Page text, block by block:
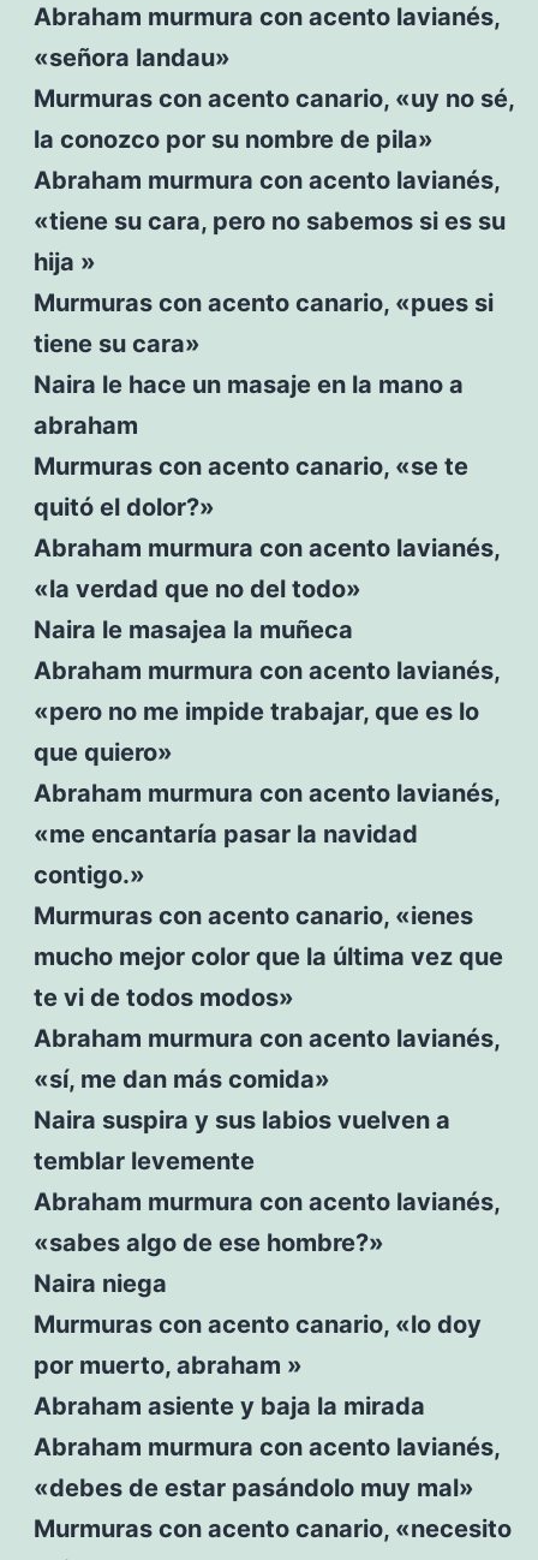
Abraham murmura con acento lavianés,
«señora landau»
Murmuras con acento canario, «uy no sé,
la conozco por su nombre de pila»
Abraham murmura con acento lavianés,
«tiene su cara, pero no sabemos si es su
hija »
Murmuras con acento canario, «pues si
tiene su cara»
Naira le hace un masaje en la mano a
abraham
Murmuras con acento canario, «se te
quitó el dolor?»
Abraham murmura con acento lavianés,
«la verdad que no del todo»
Naira le masajea la muñeca
Abraham murmura con acento lavianés,
«pero no me impide trabajar, que es lo
que quiero»
Abraham murmura con acento lavianés,
«me encantaría pasar la navidad
contigo.»
Murmuras con acento canario, «ienes
mucho mejor color que la última vez que
te vi de todos modos»
Abraham murmura con acento lavianés,
«sí, me dan más comida»
Naira suspira y sus labios vuelven a
temblar levemente
Abraham murmura con acento lavianés,
«sabes algo de ese hombre?»
Naira niega
Murmuras con acento canario, «lo doy
por muerto, abraham »
Abraham asiente y baja la mirada
Abraham murmura con acento lavianés,
«debes de estar pasándolo muy mal»
Murmuras con acento canario, «necesito